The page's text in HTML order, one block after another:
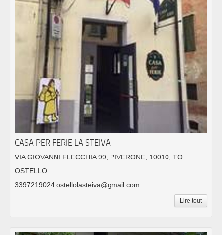
CASA PER FERIE LA STEIVA
VIA GIOVANNI FLECCHIA 99, PIVERONE, 10010, TO
OSTELLO
3397219024 ostellolasteiva@gmail.com
Lire tout